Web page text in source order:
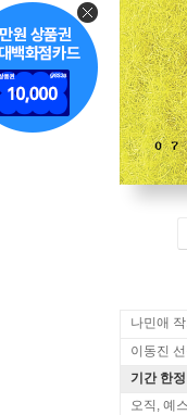
나민애
이동진
기간 한
오직, 예